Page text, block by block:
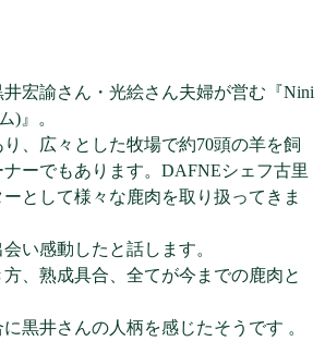
宏諭さん・光絵さん夫婦が営む『Nini
)』。
、広々とした牧場で約70頭の羊を飼
ーでもあります。DAFNEシェフ古里
として様々な鹿肉を取り扱ってきま
い感動したと話します。
、熟成具合、全てが今までの鹿肉と
黒井さんの人柄を感じたそうです 。